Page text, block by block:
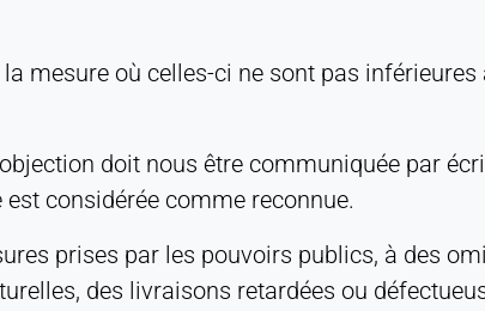
mesure où celles-ci ne sont pas inférieures
doit nous être communiquée par
considérée comme reconnue.
prises par les pouvoirs publics, à des
des livraisons retardées ou